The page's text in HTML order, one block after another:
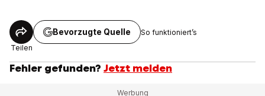
Teilen
Bevorzugte Quelle So funktioniert’s
Fehler gefunden? Jetzt melden